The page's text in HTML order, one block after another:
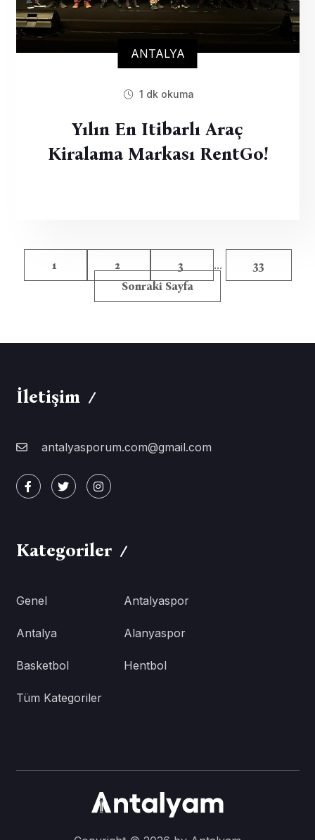
ANTALYA
1 dk okuma
Yılın En Itibarlı Araç
Kiralama Markası RentGo!
1 2 3 ...
33
Sonraki Sayfa
İletişim
antalyasporum.com@gmail.com
Kategoriler
Genel Antalyaspor
Antalya Alanyaspor
Basketbol Hentbol
Tüm Kategoriler